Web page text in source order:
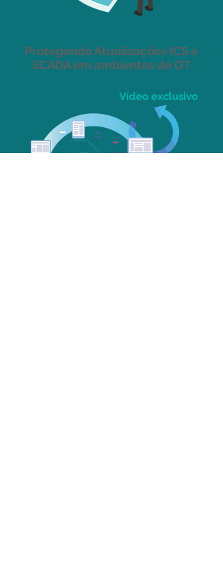
Protegendo Atualizações ICS e
SCADA em ambientes de OT
Vídeo exclusivo